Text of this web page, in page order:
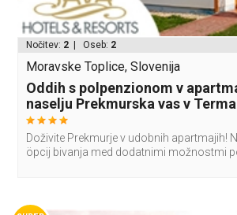
Nočitev: 2 | Oseb: 2
Moravske Toplice, Slovenija
Oddih s polpenzionom v
naselju Prekmurska vas v
Doživite Prekmurje v udobnih apartmajih!
öpcij bivanja med dodatnimi možnostmi